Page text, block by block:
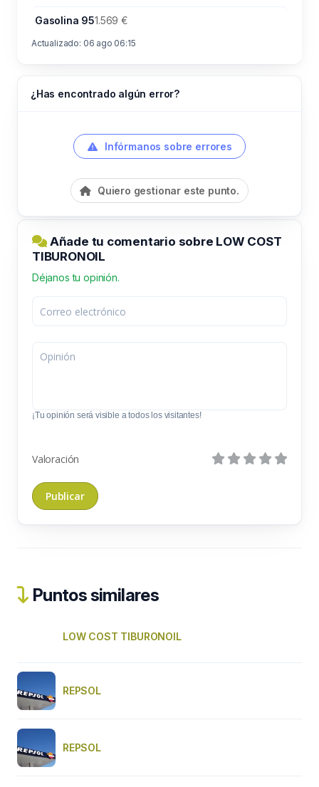
Gasolina 951.569 €
Actualizado: 06 ago 06:15
¿Has encontrado algún error?
Infórmanos sobre errores
Quiero gestionar este punto.
Añade tu comentario sobre LOW COST
TIBURONOIL
Déjanos tu opinión.
¡Tu opinión será visible a todos los visitantes!
Valoración
Puntos similares
LOW COST TIBURONOIL
REPSOL
REPSOL